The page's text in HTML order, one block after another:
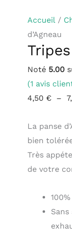
Accueil /
d’Agneau
Noté 5.00
(1 avis
4,50 € –
La panse
bien
Très
de votre
d’Agneau